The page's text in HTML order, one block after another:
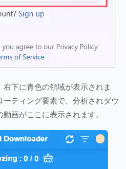
下に青色の領域が表示されま
ーティング要素で、分析されダウ
画がここに表示されます。